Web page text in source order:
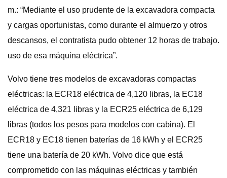
m.: “Mediante el uso prudente de la excavadora compacta
y cargas oportunistas, como durante el almuerzo y otros
descansos, el contratista pudo obtener 12 horas de trabajo.
uso de esa máquina eléctrica”.
Volvo tiene tres modelos de excavadoras compactas
eléctricas: la ECR18 eléctrica de 4,120 libras, la EC18
eléctrica de 4,321 libras y la ECR25 eléctrica de 6,129
libras (todos los pesos para modelos con cabina). El
ECR18 y EC18 tienen baterías de 16 kWh y el ECR25
tiene una batería de 20 kWh. Volvo dice que está
comprometido con las máquinas eléctricas y también